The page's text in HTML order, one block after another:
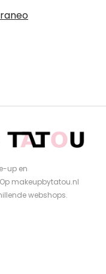
up en
makeupbytatou.nl
webshops.